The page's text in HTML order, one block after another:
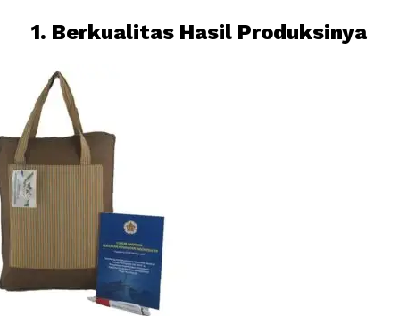
1. Berkualitas Hasil Produksinya